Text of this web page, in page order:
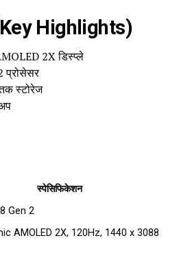
Highlights)
2X डिस्प्ले
प्रोसेसर
स्टोरेज
स्पेसिफिकेशन
Gen 2
AMOLED 2X, 120Hz, 1440 x 3088